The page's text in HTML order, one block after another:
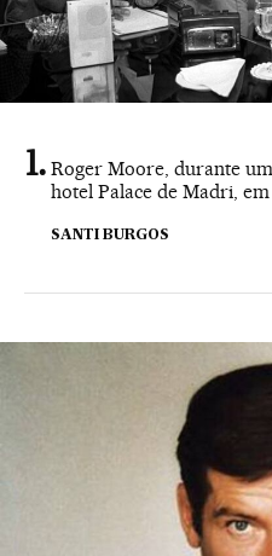
Roger Moore, durante
hotel Palace de Madri,
SANTI BURGOS